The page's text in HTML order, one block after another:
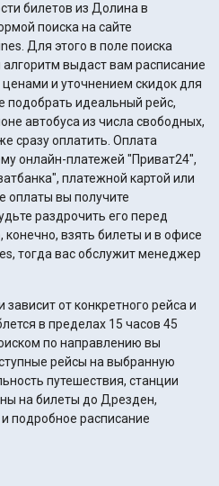
билетов из Долина в
поиска на сайте
Для этого в поле поиска
выдаст вам расписание
и уточнением скидок для
автобуса из числа свободных,
сразу оплатить. Оплата
онлайн-платежей "Приват24",
платежной картой или
раздрочить его перед
взять билеты и в офисе
тогда вас обслужит менеджер
от конкретного рейса и
в пределах 15 часов 45
рейсы на выбранную
путешествия, станции
на билеты до Дрезден,
подробное расписание